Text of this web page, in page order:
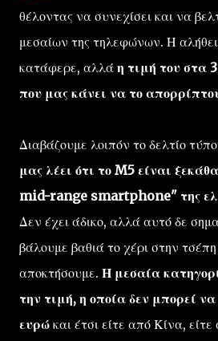
θέλοντας να συνεχίσει και να
μεσαίων της τηλεφώνων. Η
κατάφερε, αλλά η τιμή του στα
που μας κάνει να το
Διαβάζουμε λοιπόν το δελτίο
μας λέει ότι το M5 είναι
mid-range smartphone" της
Δεν έχει άδικο, αλλά αυτό δε
βάλουμε βαθιά το χέρι στην
αποκτήσουμε. Η μεσαία
την τιμή, η οποία δεν μπορεί
ευρώ και έτσι είτε από Κίνα,